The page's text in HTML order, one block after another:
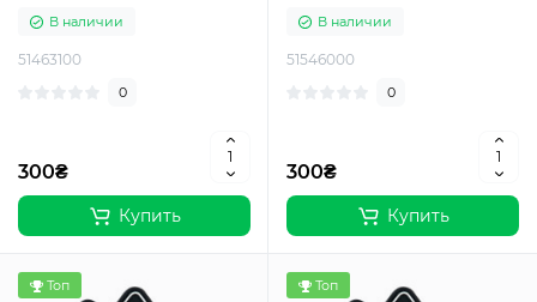
В наличии
51463100
0
300₴
Купить
В наличии
51546000
0
300₴
Купить
Топ Топ